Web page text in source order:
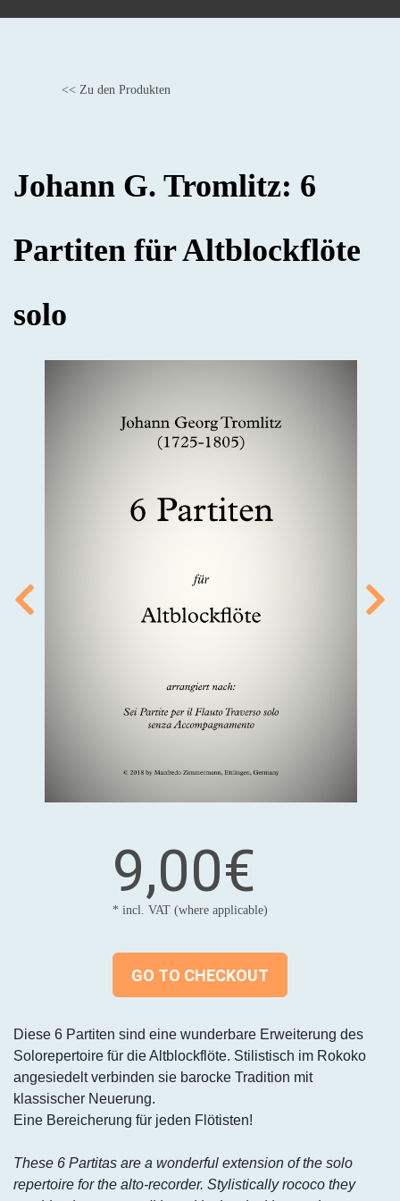
<< Zu den Produkten
Johann G. Tromlitz: 6
Partiten für Altblockflöte
solo
9,00€
* incl. VAT (where applicable)
GO TO CHECKOUT
Diese 6 Partiten sind eine wunderbare Erweiterung des
Solorepertoire für die Altblockflöte. Stilistisch im Rokoko
angesiedelt verbinden sie barocke Tradition mit
klassischer Neuerung.
Eine Bereicherung für jeden Flötisten!
These 6 Partitas are a wonderful extension of the solo
repertoire for the alto-recorder. Stylistically rococo they